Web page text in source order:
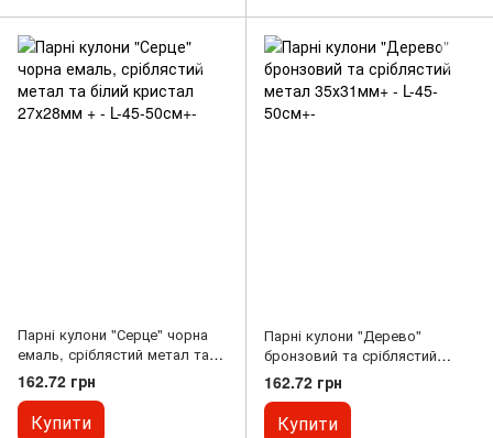
Парні кулони "Серце" чорна
емаль, сріблястий метал та
білий кристал 27х28мм + - L-
45-50см+-
162.72 грн
Купити
Парні кулони "Дерево"
бронзовий та сріблястий
метал 35х31мм+ - L-45-50см+-
162.72 грн
Купити